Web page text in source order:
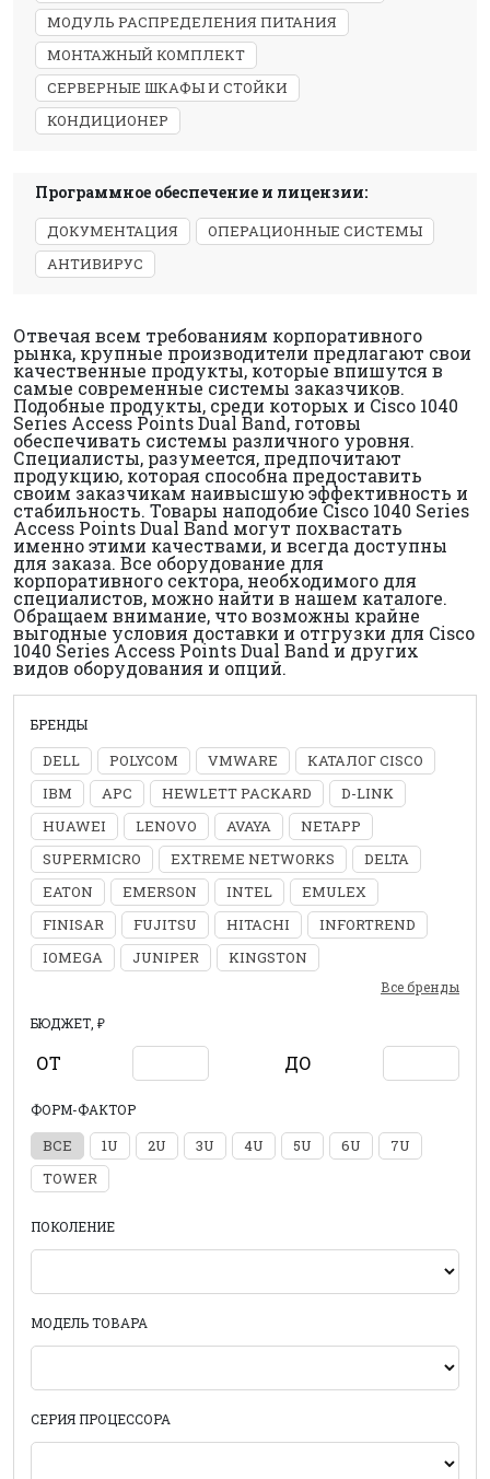
МОДУЛЬ РАСПРЕДЕЛЕНИЯ ПИТАНИЯ
МОНТАЖНЫЙ КОМПЛЕКТ
СЕРВЕРНЫЕ ШКАФЫ И СТОЙКИ
КОНДИЦИОНЕР
Программное обеспечение и лицензии:
ДОКУМЕНТАЦИЯ
ОПЕРАЦИОННЫЕ СИСТЕМЫ
АНТИВИРУС
Отвечая всем требованиям корпоративного
рынка, крупные производители предлагают свои
качественные продукты, которые впишутся в
самые современные системы заказчиков.
Подобные продукты, среди которых и Cisco 1040
Series Access Points Dual Band, готовы
обеспечивать системы различного уровня.
Специалисты, разумеется, предпочитают
продукцию, которая способна предоставить
своим заказчикам наивысшую эффективность и
стабильность. Товары наподобие Cisco 1040 Series
Access Points Dual Band могут похвастать
именно этими качествами, и всегда доступны
для заказа. Все оборудование для
корпоративного сектора, необходимого для
специалистов, можно найти в нашем каталоге.
Обращаем внимание, что возможны крайне
выгодные условия доставки и отгрузки для Cisco
1040 Series Access Points Dual Band и других
видов оборудования и опций.
БРЕНДЫ
DELL POLYCOM VMWARE
КАТАЛОГ CISCO
IBM
APC HEWLETT PACKARD
D-LINK
HUAWEI
LENOVO AVAYA
NETAPP
SUPERMICRO
EXTREME NETWORKS
DELTA
EATON
EMERSON INTEL
EMULEX
FINISAR
FUJITSU HITACHI
INFORTREND
IOMEGA
JUNIPER KINGSTON
Все бренды
БЮДЖЕТ, ₽
ОТ ДО
ФОРМ-ФАКТОР
ВСЕ 1U 2U 3U 4U 5U 6U
7U
TOWER
ПОКОЛЕНИЕ
МОДЕЛЬ ТОВАРА
СЕРИЯ ПРОЦЕССОРА